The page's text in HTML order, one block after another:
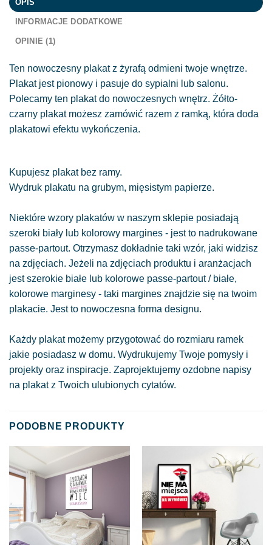
OPIS
INFORMACJE DODATKOWE
OPINIE (1)
Ten nowoczesny plakat z żyrafą odmieni twoje wnętrze.
Plakat jest pionowy i pasuje do sypialni lub salonu.
Polecamy ten plakat do nowoczesnych wnętrz. Żółto-
czarny plakat możesz zamówić razem z ramką, która doda
plakatowi efektu wykończenia.
Kupujesz plakat bez ramy.
Wydruk plakatu na grubym, mięsistym papierze.
Niektóre wzory plakatów w naszym sklepie posiadają
szeroki biały lub kolorowy margines - jest to nadrukowane
passe-partout. Otrzymasz dokładnie taki wzór, jaki widzisz
na zdjęciach. Jeżeli na zdjęciach produktu i aranżacjach
jest szerokie białe lub kolorowe passe-partout / białe,
kolorowe marginesy - taki margines znajdzie się na twoim
plakacie. Jest to nowoczesna forma designu.
Każdy plakat możemy przygotować do rozmiaru ramek
jakie posiadasz w domu. Wydrukujemy Twoje pomysły i
projekty oraz inspiracje. Zaprojektujemy ozdobne napisy
na plakat z Twoich ulubionych cytatów.
PODOBNE PRODUKTY